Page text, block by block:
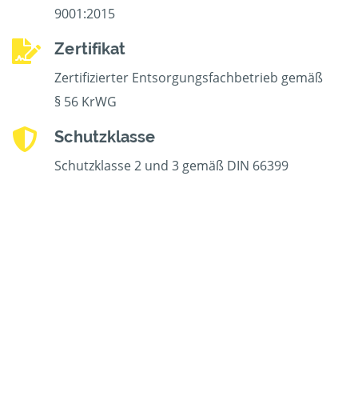
9001:2015
Zertifikat
Zertifizierter Entsorgungsfachbetrieb gemäß
§ 56 KrWG
Schutzklasse
Schutzklasse 2 und 3 gemäß DIN 66399